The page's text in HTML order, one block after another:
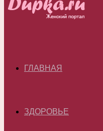
ГЛАВНАЯ
ЗДОРОВЬЕ